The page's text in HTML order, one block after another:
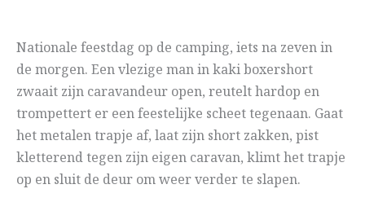
Nationale feestdag op de camping, iets na zeven in
de morgen. Een vlezige man in kaki boxershort
zwaait zijn caravandeur open, reutelt hardop en
trompettert er een feestelijke scheet tegenaan. Gaat
het metalen trapje af, laat zijn short zakken, pist
kletterend tegen zijn eigen caravan, klimt het trapje
op en sluit de deur om weer verder te slapen.